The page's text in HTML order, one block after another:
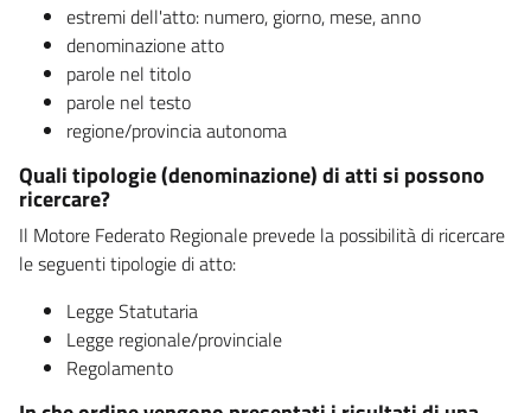
estremi dell'atto: numero, giorno, mese, anno
denominazione atto
parole nel titolo
parole nel testo
regione/provincia autonoma
Quali tipologie (denominazione) di atti si possono
ricercare?
Il Motore Federato Regionale prevede la possibilità di ricercare
le seguenti tipologie di atto:
Legge Statutaria
Legge regionale/provinciale
Regolamento